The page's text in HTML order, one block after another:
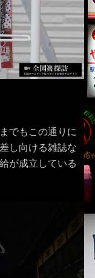
でもこの通りに
し向ける雑誌な
が成立している